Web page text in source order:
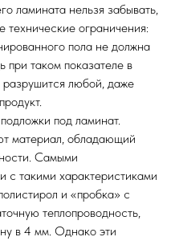
ламината нельзя забывать,
технические ограничения:
пола не должна
при таком показателе в
любой, даже
под ламинат.
материал, обладающий
Самыми
с такими характеристиками
и «пробка» с
теплопроводность,
в 4 мм. Однако эти